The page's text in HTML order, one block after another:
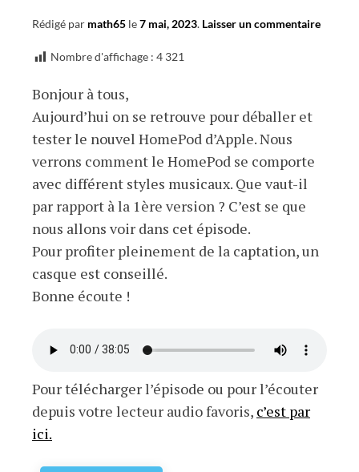
Rédigé par math65 le7 mai, 2023. Laisser un commentaire
Nombre d'affichage : 4 321
Bonjour à tous,
Aujourd’hui on se retrouve pour déballer et
tester le nouvel HomePod d’Apple. Nous
verrons comment le HomePod se comporte
avec différent styles musicaux. Que vaut-il
par rapport à la 1ère version ? C’est se que
nous allons voir dans cet épisode.
Pour profiter pleinement de la captation, un
casque est conseillé.
Bonne écoute !
Pour télécharger l’épisode ou pour l’écouter
depuis votre lecteur audio favoris, c’est par
ici.